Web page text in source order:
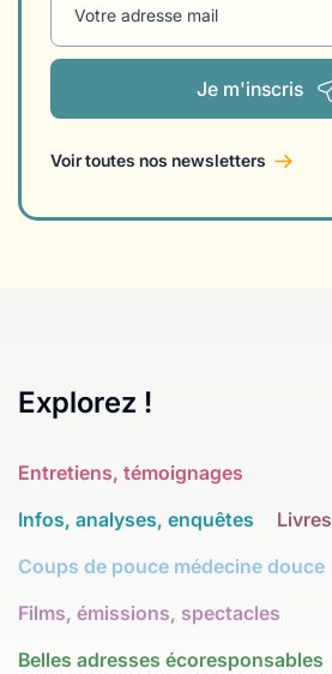
Votre adresse mail
Je m'inscris
Voir toutes nos newsletters
Explorez !
Entretiens, témoignages
Infos, analyses, enquêtes
Livres
Coups de pouce médecine douce
Films, émissions, spectacles
Belles adresses écoresponsables